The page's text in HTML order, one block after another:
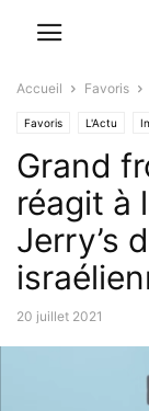
Accueil Favoris
Favoris L'Actu
Grand
réagit à
Jerry’s
20 juillet 2021